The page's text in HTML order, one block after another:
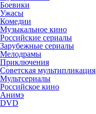
Боевики
Ужасы
Комедии
Музыкальное кино
Российские сериалы
Зарубежные сериалы
Мелодрамы
Приключения
Советская мультипликация
Мультсериалы
Российское кино
Анимэ
DVD